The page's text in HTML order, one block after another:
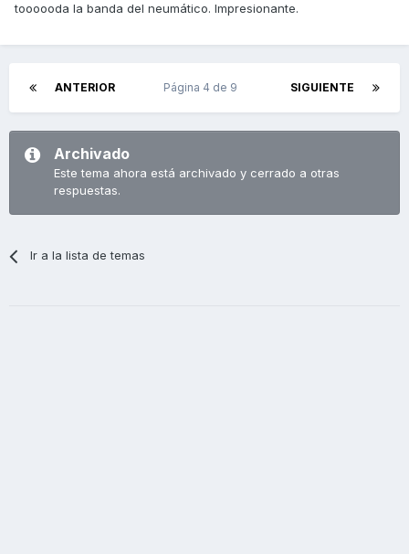
toooooda la banda del neumático. Impresionante.
ANTERIOR SIGUIENTE
Página 4 de 9
Archivado
Este tema ahora está archivado y cerrado a otras
respuestas.
Ir a la lista de temas